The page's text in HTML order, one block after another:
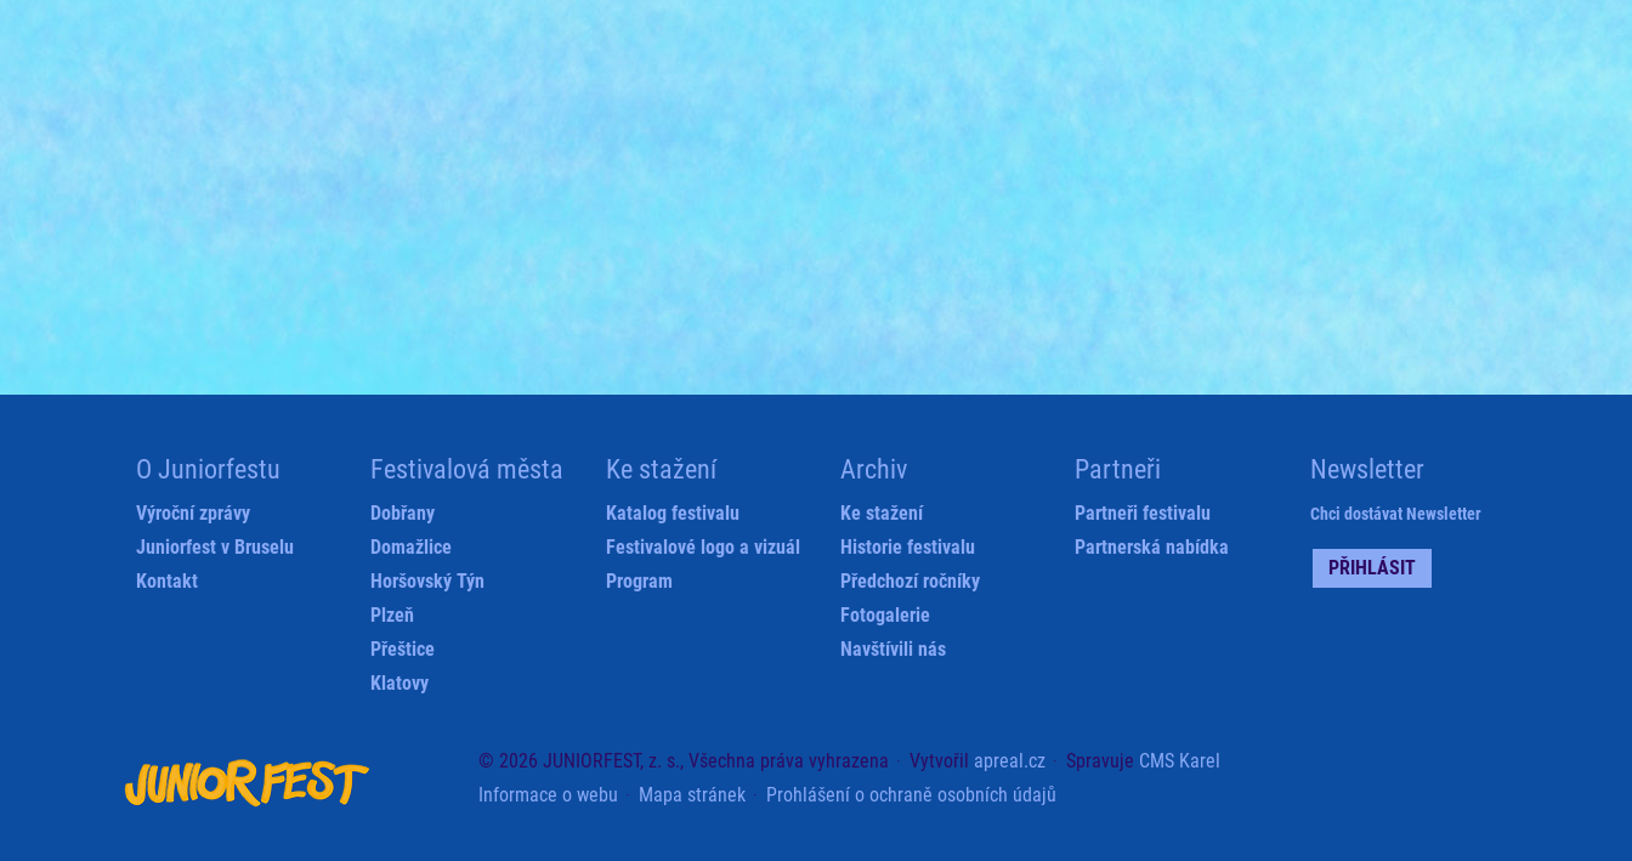
O Juniorfestu
Výroční zprávy
Juniorfest v Bruselu
Kontakt
Festivalová města
Dobřany
Domažlice
Horšovský Týn
Plzeň
Přeštice
Klatovy
Ke stažení
Katalog festivalu
Festivalové logo a vizuál
Program
Archiv
Ke stažení
Historie festivalu
Předchozí ročníky
Fotogalerie
Navštívili nás
Partneři
Partneři festivalu
Partnerská nabídka
Newsletter
Chci dostávat Newsletter
PŘIHLÁSIT
© 2026 JUNIORFEST, z. s., Všechna práva vyhrazena Vytvořil apreal.cz Spravuje CMS Karel
Informace o webu
Mapa stránek Prohlášení o ochraně osobních údajů